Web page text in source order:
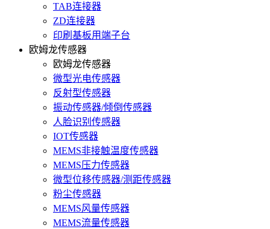
TAB连接器
ZD连接器
印刷基板用端子台
欧姆龙传感器
欧姆龙传感器
微型光电传感器
反射型传感器
振动传感器/倾倒传感器
人脸识别传感器
IOT传感器
MEMS非接触温度传感器
MEMS压力传感器
微型位移传感器/测距传感器
粉尘传感器
MEMS风量传感器
MEMS流量传感器